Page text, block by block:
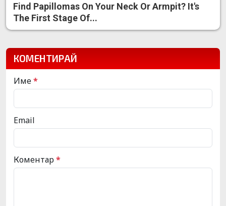
Find Papillomas On Your Neck Or Armpit? It's
The First Stage Of...
КОМЕНТИРАЙ
Име*
Email
Коментар*